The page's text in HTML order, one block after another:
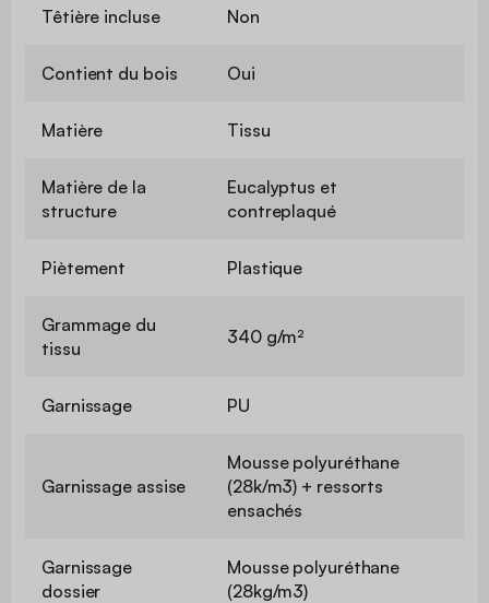
Têtière incluse Non
Contient du bois Oui
Matière Tissu
Matière de la
structure
Eucalyptus et
contreplaqué
Piètement Plastique
Grammage du
tissu
340 g/m²
Garnissage PU
Garnissage assise
Mousse polyuréthane
(28k/m3) + ressorts
ensachés
Garnissage
dossier
Mousse polyuréthane
(28kg/m3)